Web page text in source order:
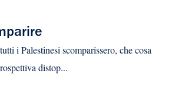
i Palestinesi scomparissero, che cosa
distop...